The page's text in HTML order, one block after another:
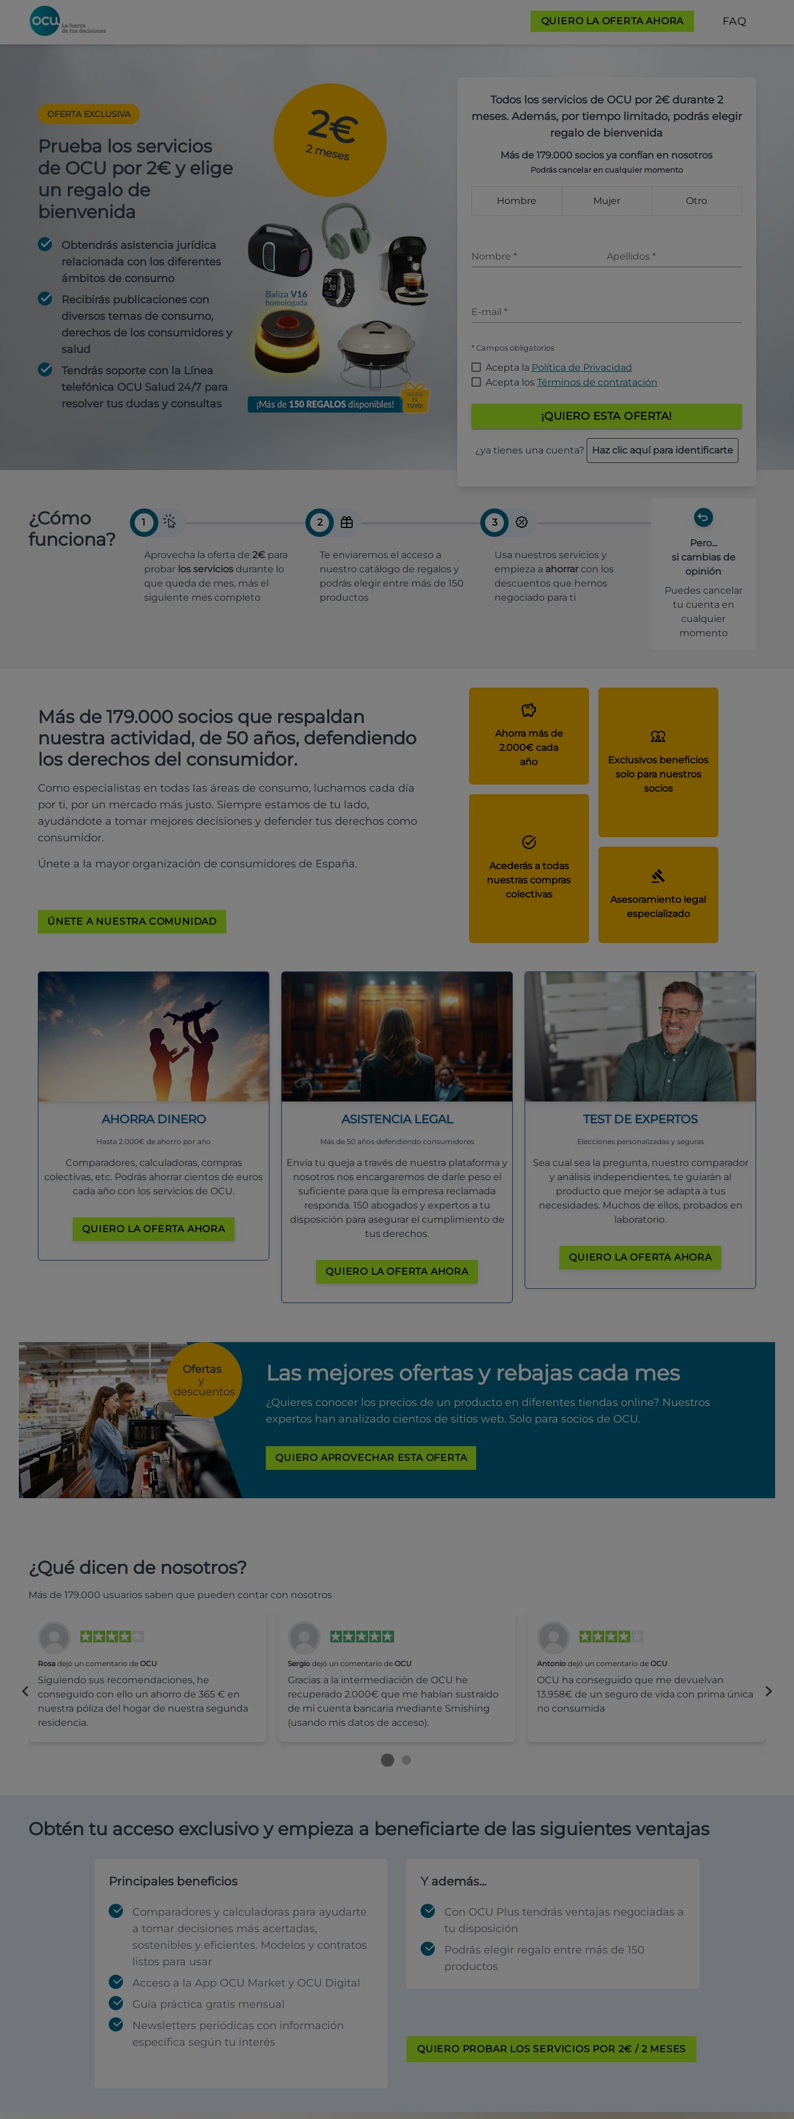
QUIERO LA OFERTA AHORA FAQ
OFERTA EXCLUSIVA
Prueba los servicios
de OCU por 2€ y elige
un regalo de
bienvenida
Obtendrás asistencia jurídica
relacionada con los diferentes
ámbitos de consumo
Recibirás publicaciones con
diversos temas de consumo,
derechos de los consumidores y
salud
Tendrás soporte con la Línea
telefónica OCU Salud 24/7 para
resolver tus dudas y consultas
2€
2 meses
Todos los servicios de OCU por 2€ durante 2
meses. Además, por tiempo limitado, podrás elegir
regalo de bienvenida
Más de 179.000 socios ya confían en nosotros
Podrás cancelar en cualquier momento
Hombre Mujer Otro
Nombre * Apellidos *
E-mail *
* Campos obligatorios
Acepta la Política de Privacidad
Acepta los Términos de contratación
¡QUIERO ESTA OFERTA!
¿ya tienes una cuenta? Haz clic aquí para identificarte
¿Cómo
funciona?
1
Aprovecha la oferta de 2€ para
probar los servicios durante lo
que queda de mes, más el
siguiente mes completo
2
Te enviaremos el acceso a
nuestro catálogo de regalos y
podrás elegir entre más de 150
productos
3
Usa nuestros servicios y
empieza a ahorrar con los
descuentos que hemos
negociado para ti
Pero...
si cambias de
opinión
Puedes cancelar
tu cuenta en
cualquier
momento
Más de 179.000 socios que respaldan
nuestra actividad, de 50 años, defendiendo
los derechos del consumidor.
Como especialistas en todas las áreas de consumo, luchamos cada día
por ti, por un mercado más justo. Siempre estamos de tu lado,
ayudándote a tomar mejores decisiones y defender tus derechos como
consumidor.
Únete a la mayor organización de consumidores de España.
ÚNETE A NUESTRA COMUNIDAD
Ahorra más de
2.000€ cada
año
Exclusivos beneficios
solo para nuestros
socios
Acederás a todas
nuestras compras
colectivas
Asesoramiento legal
especializado
AHORRA DINERO
Hasta 2.000€ de ahorro por año
Comparadores, calculadoras, compras
colectivas, etc. Podrás ahorrar cientos de euros
cada año con los servicios de OCU.
QUIERO LA OFERTA AHORA
ASISTENCIA LEGAL
Más de 50 años defendiendo consumidores
Envía tu queja a través de nuestra plataforma y
nosotros nos encargaremos de darle peso el
suficiente para que la empresa reclamada
responda. 150 abogados y expertos a tu
disposición para asegurar el cumplimiento de
tus derechos.
QUIERO LA OFERTA AHORA
TEST DE EXPERTOS
Elecciones personalizadas y seguras
Sea cual sea la pregunta, nuestro comparador
y análisis independientes, te guiarán al
producto que mejor se adapta a tus
necesidades. Muchos de ellos, probados en
laboratorio.
QUIERO LA OFERTA AHORA
Ofertas
y
descuentos
Las mejores ofertas y rebajas cada mes
¿Quieres conocer los precios de un producto en diferentes tiendas online? Nuestros
expertos han analizado cientos de sitios web. Solo para socios de OCU.
QUIERO APROVECHAR ESTA OFERTA
¿Qué dicen de nosotros?
Más de 179.000 usuarios saben que pueden contar con nosotros
Rosa dejó un comentario de OCU
Siguiendo sus recomendaciones, he
conseguido con ello un ahorro de 365 € en
nuestra póliza del hogar de nuestra segunda
residencia.
Sergiodejó un comentario de OCU
Gracias a la intermediación de OCU he
recuperado 2.000€ que me habían sustraido
de mi cuenta bancaria mediante Smishing
(usando mis datos de acceso).
Antonio dejó un comentario deOCU
OCU ha conseguido que me devuelvan
13.958€ de un seguro de vida con prima única
no consumida
Obtén tu acceso exclusivo y empieza a beneficiarte de las siguientes ventajas
Principales beneficios
Comparadores y calculadoras para ayudarte
a tomar decisiones más acertadas,
sostenibles y eficientes. Modelos y contratos
listos para usar
Acceso a la App OCU Market y OCU Digital
Guía práctica gratis mensual
Newsletters periódicas con información
específica según tu interés
Y además...
Con OCU Plus tendrás ventajas negociadas a
tu disposición
Podrás elegir regalo entre más de 150
productos
QUIERO PROBAR LOS SERVICIOS POR 2€ / 2 MESES